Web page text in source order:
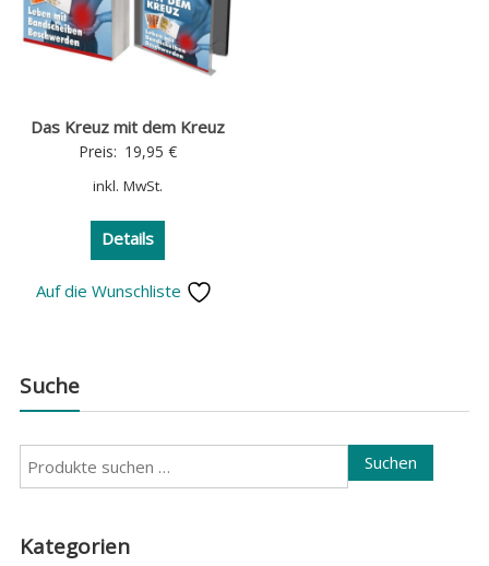
Das Kreuz mit dem Kreuz
Preis: 19,95 €
inkl. MwSt.
Details
Auf die Wunschliste
Suche
Suchen
nach:
Suchen
Kategorien